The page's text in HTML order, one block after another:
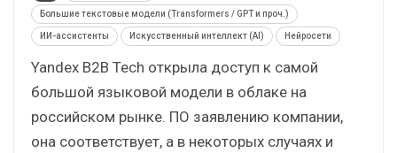
Большие текстовые модели (Transformers / GPT и проч.)
ИИ-ассистенты Искусственный интеллект (AI) Нейросети
Yandex B2B Tech открыла доступ к самой
большой языковой модели в облаке на
российском рынке. ПО заявлению компании,
она соответствует, а в некоторых случаях и